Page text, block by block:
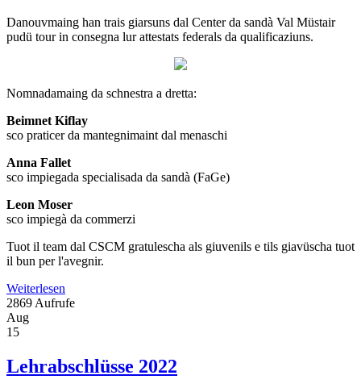
Danouvmaing han trais giarsuns dal Center da sandà Val Müstair
pudü tour in consegna lur attestats federals da qualificaziuns.
Nomnadamaing da schnestra a dretta:
Beimnet Kiflay
sco praticer da mantegnimaint dal menaschi
Anna Fallet
sco impiegada specialisada da sandà (FaGe)
Leon Moser
sco impiegà da commerzi
Tuot il team dal CSCM gratulescha als giuvenils e tils giavüscha tuot
il bun per l'avegnir.
Weiterlesen
2869 Aufrufe
Aug
15
Lehrabschlüsse 2022